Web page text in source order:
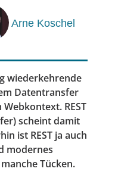
Arne Koschel
wiederkehrende
Datentransfer
REST
scheint damit
ist REST ja auch
modernes
Tücken.